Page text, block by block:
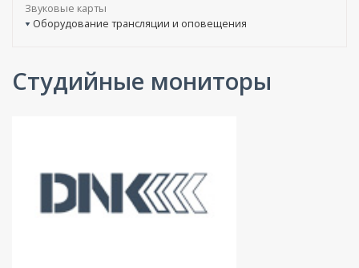
Звуковые карты
Оборудование трансляции и оповещения
Студийные мониторы